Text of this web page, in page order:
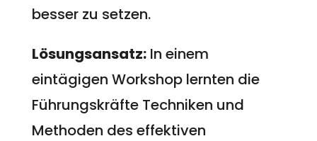
besser zu setzen.
Lösungsansatz:In einem
eintägigen Workshop lernten die
Führungskräfte Techniken und
Methoden des effektiven